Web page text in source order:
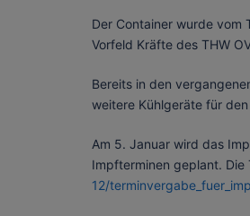
Der Container wurde
Vorfeld Kräfte des THW
Bereits in den
weitere Kühlgeräte für
Am 5. Januar wird das
Impfterminen geplant.
12/